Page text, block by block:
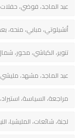
الماجد، فوضي، حفلات،
مبابي، منحه، بعض،
الكباشي، محور، شمال
الماجد، مشهد، مليشي،
السياسة، استيراد،
شائعات، المليشيا، النيل